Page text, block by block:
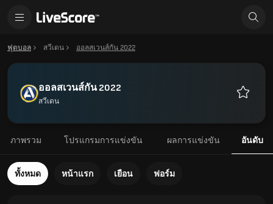
ฟุตบอล สวีเดน ออลสเวนส์กัน 2022
ออลสเวนส์กัน 2022
สวีเดน
ภาพรวม โปรแกรมการแข่งขัน ผลการแข่งขัน อันดับ
ทั้งหมด หน้าแรก เยือน ฟอร์ม